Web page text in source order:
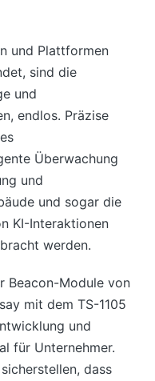
und Plattformen
sind die
und
endlos. Präzise
Überwachung
und
und sogar die
KI-Interaktionen
werden.
Beacon-Module von
mit dem TS-1105
und
für Unternehmer.
dass